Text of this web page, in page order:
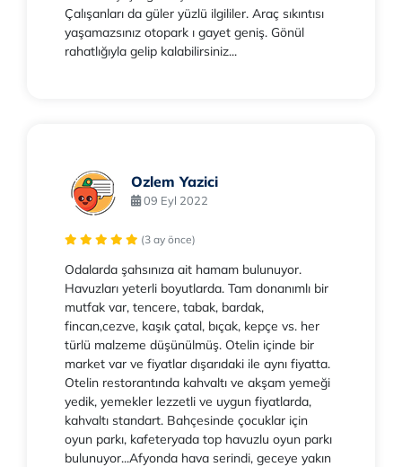
Çalışanları da güler yüzlü ilgililer. Araç sıkıntısı
yaşamazsınız otopark ı gayet geniş. Gönül
rahatlığıyla gelip kalabilirsiniz...
Ozlem Yazici
09 Eyl 2022
(3 ay önce)
Odalarda şahsınıza ait hamam bulunuyor.
Havuzları yeterli boyutlarda. Tam donanımlı bir
mutfak var, tencere, tabak, bardak,
fincan,cezve, kaşık çatal, bıçak, kepçe vs. her
türlü malzeme düşünülmüş. Otelin içinde bir
market var ve fiyatlar dışarıdaki ile aynı fiyatta.
Otelin restorantında kahvaltı ve akşam yemeği
yedik, yemekler lezzetli ve uygun fiyatlarda,
kahvaltı standart. Bahçesinde çocuklar için
oyun parkı, kafeteryada top havuzlu oyun parkı
bulunuyor...Afyonda hava serindi, geceye yakın